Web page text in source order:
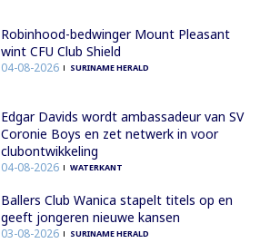
Robinhood-bedwinger Mount Pleasant
wint CFU Club Shield
04-08-2026 SURINAME HERALD
Edgar Davids wordt ambassadeur van SV
Coronie Boys en zet netwerk in voor
clubontwikkeling
04-08-2026 WATERKANT
Ballers Club Wanica stapelt titels op en
geeft jongeren nieuwe kansen
03-08-2026 SURINAME HERALD